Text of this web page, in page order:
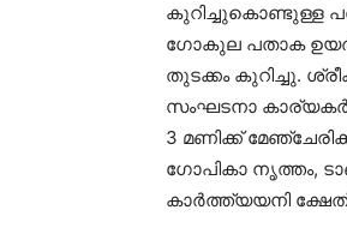
കുറിച്ചുകൊണ്ടുള്ള
ഗോകുല പതാക
തുടക്കം കുറിച്ചു.
സംഘടനാ
3 മണിക്ക്
ഗോപികാ നൃത്തം,
കാര്‍ത്ത്യയനി